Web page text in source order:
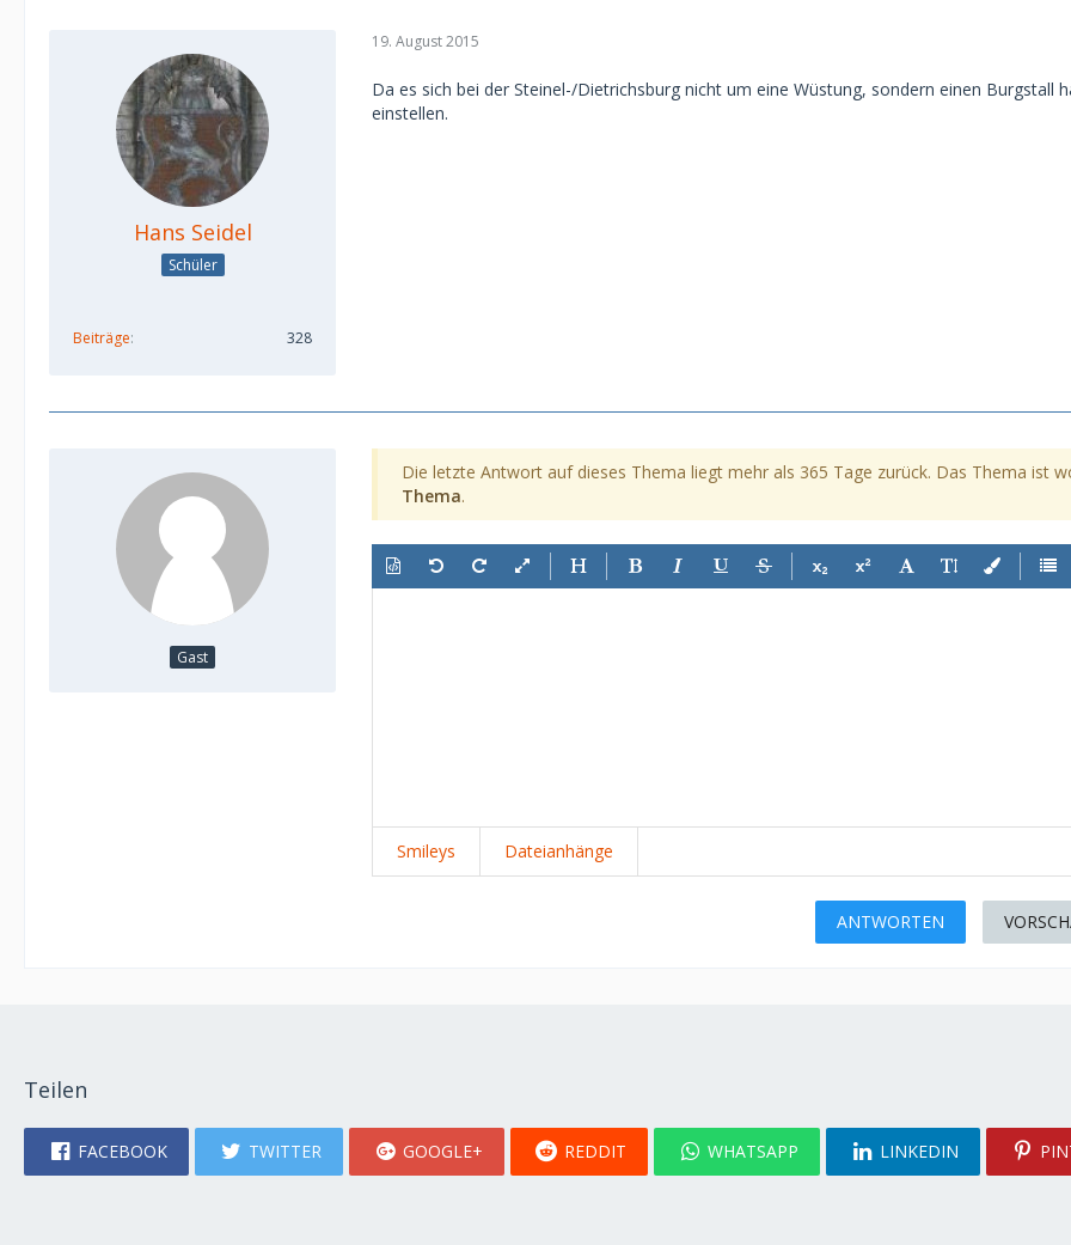
Hans Seidel
Schüler
Beiträge 328
19. August 2015
Da es sich bei der Steinel-/Dietrichsburg nicht um eine Wüstung, sondern einen Burgstall
einstellen.
Gast
Die letzte Antwort auf dieses Thema liegt mehr als 365 Tage zurück. Das Thema ist
Thema.
Smileys Dateianhänge
ANTWORTEN
Teilen
FACEBOOK TWITTER GOOGLE+ REDDIT WHATSAPP LINKEDIN